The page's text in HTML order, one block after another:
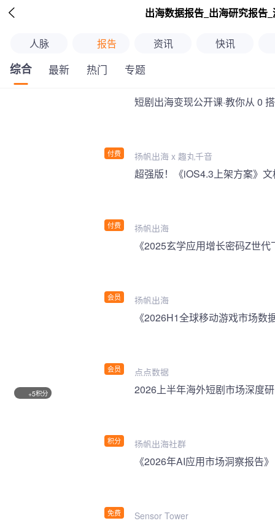
 出海数据报告_出海研究报告
人脉 报告 资讯 快讯
综合 最新 热门 专题
付费
短剧出海变现公开课·教你从 0
扬帆出海 x 趣丸千音
付费 扬帆出海
会员
《2025玄学应用增长密码Z世
扬帆出海
会员
《2026H1全球移动游戏市场数
点点数据
+5积分
积分
2026上半年海外短剧市场深度
扬帆出海社群
免费
《2026年AI应用市场洞察报告》
Sensor Tower